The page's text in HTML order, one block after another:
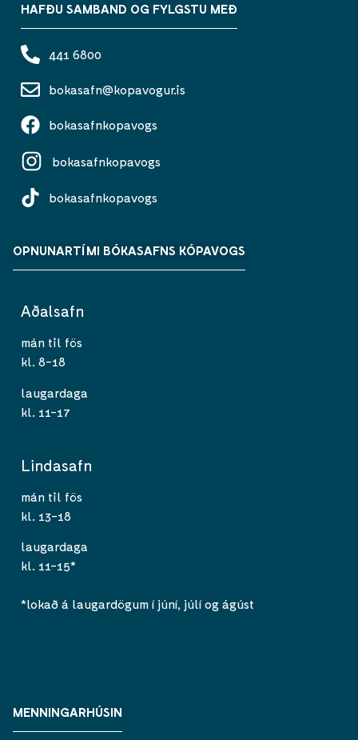
HAFÐU SAMBAND OG FYLGSTU MEÐ
441 6800
bokasafn@kopavogur.is
bokasafnkopavogs
bokasafnkopavogs
bokasafnkopavogs
OPNUNARTÍMI BÓKASAFNS KÓPAVOGS
Aðalsafn
mán til fös
kl. 8-18
laugardaga
kl. 11-17
Lindasafn
mán til fös
kl. 13-18
laugardaga
kl. 11-15*
*lokað á laugardögum í júní, júlí og ágúst
MENNINGARHÚSIN